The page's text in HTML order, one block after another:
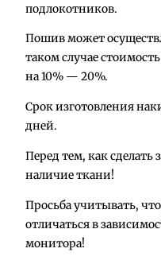
в
о
т
в
а
р
а
а
к
и
подлокотников.
Пошив может
таком случае
на 10% — 20%.
Срок изготовления
дней.
Перед тем, как сделать
наличие ткани!
Просьба учитывать,
отличаться в
монитора!